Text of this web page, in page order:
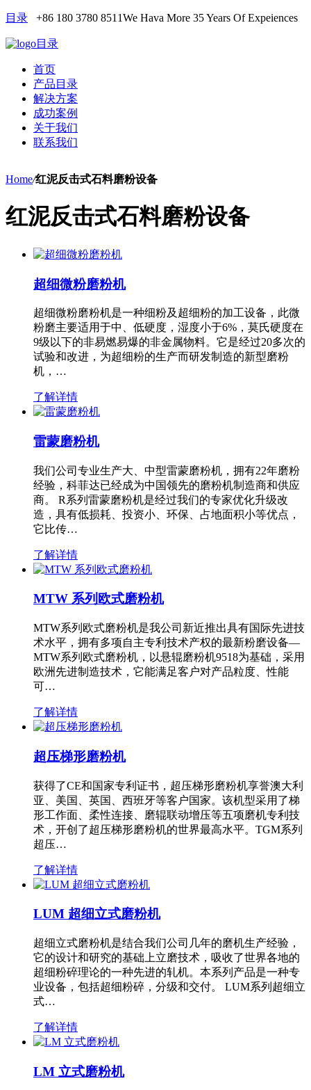
目录 +86 180 3780 8511We Hava More 35 Years Of Expeiences
目录
首页
产品目录
解决方案
成功案例
关于我们
联系我们
Home/红泥反击式石料磨粉设备
红泥反击式石料磨粉设备
超细微粉磨粉机
超细微粉磨粉机是一种细粉及超细粉的加工设备，此微
粉磨主要适用于中、低硬度，湿度小于6%，莫氏硬度在
9级以下的非易燃易爆的非金属物料。它是经过20多次的
试验和改进，为超细粉的生产而研发制造的新型磨粉
机，…
了解详情
雷蒙磨粉机
我们公司专业生产大、中型雷蒙磨粉机，拥有22年磨粉
经验，科菲达已经成为中国领先的磨粉机制造商和供应
商。 R系列雷蒙磨粉机是经过我们的专家优化升级改
造，具有低损耗、投资小、环保、占地面积小等优点，
它比传…
了解详情
MTW 系列欧式磨粉机
MTW系列欧式磨粉机是我公司新近推出具有国际先进技
术水平，拥有多项自主专利技术产权的最新粉磨设备—
MTW系列欧式磨粉机，以悬辊磨粉机9518为基础，采用
欧洲先进制造技术，它能满足客户对产品粒度、性能
可…
了解详情
超压梯形磨粉机
获得了CE和国家专利证书，超压梯形磨粉机享誉澳大利
亚、美国、英国、西班牙等客户国家。该机型采用了梯
形工作面、柔性连接、磨辊联动增压等五项磨机专利技
术，开创了超压梯形磨粉机的世界最高水平。TGM系列
超压…
了解详情
LUM 超细立式磨粉机
超细立式磨粉机是结合我们公司几年的磨机生产经验，
它的设计和研究的基础上立磨技术，吸收了世界各地的
超细粉碎理论的一种先进的轧机。本系列产品是一种专
业设备，包括超细粉碎，分级和交付。 LUM系列超细立
式…
了解详情
LM 立式磨粉机